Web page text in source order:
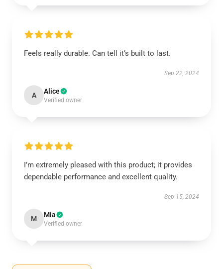
Feels really durable. Can tell it’s built to last.
Sep 22, 2024
A Alice
Verified owner
I’m extremely pleased with this product; it provides
dependable performance and excellent quality.
Sep 15, 2024
M Mia
Verified owner